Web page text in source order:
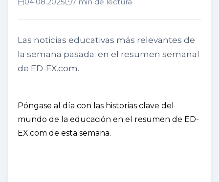
Las noticias educativas más relevantes de
la semana pasada: en el resumen semanal
de ED-EX.com.
Póngase al día con las historias clave del
mundo de la educación en el resumen de ED-
EX.com de esta semana.